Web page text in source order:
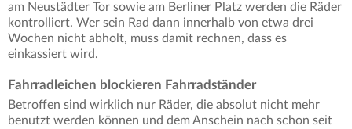
am Neustädter Tor sowie am Berliner Platz werden die Räder
kontrolliert. Wer sein Rad dann innerhalb von etwa drei
Wochen nicht abholt, muss damit rechnen, dass es
einkassiert wird.
Fahrradleichen blockieren Fahrradständer
Betroffen sind wirklich nur Räder, die absolut nicht mehr
benutzt werden können und dem Anschein nach schon seit